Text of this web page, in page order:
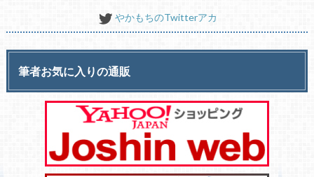
やかもちのTwitterアカ
筆者お気に入りの通販